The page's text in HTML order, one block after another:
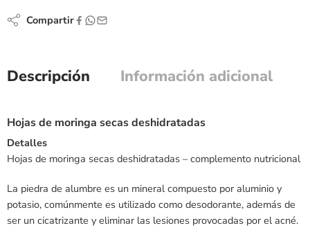
Compartir
Descripción Información adicional
Hojas de moringa secas deshidratadas
Detalles
Hojas de moringa secas deshidratadas – complemento nutricional
La piedra de alumbre es un mineral compuesto por aluminio y
potasio, comúnmente es utilizado como desodorante, además de
ser un cicatrizante y eliminar las lesiones provocadas por el acné.